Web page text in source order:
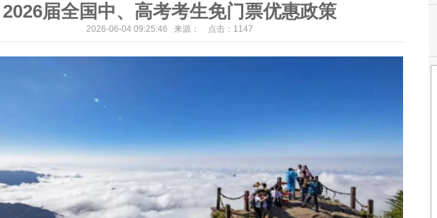
2026届全国中、高考考生免门票优惠政策
2026-06-04 09:25:46 来源： 点击： 1147